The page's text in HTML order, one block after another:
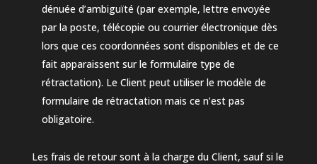
dénuée d’ambiguïté (par exemple, lettre envoyée
par la poste, télécopie ou courrier électronique dès
lors que ces coordonnées sont disponibles et de ce
fait apparaissent sur le formulaire type de
rétractation). Le Client peut utiliser le modèle de
formulaire de rétractation mais ce n’est pas
obligatoire.
Les frais de retour sont à la charge du Client, sauf si le